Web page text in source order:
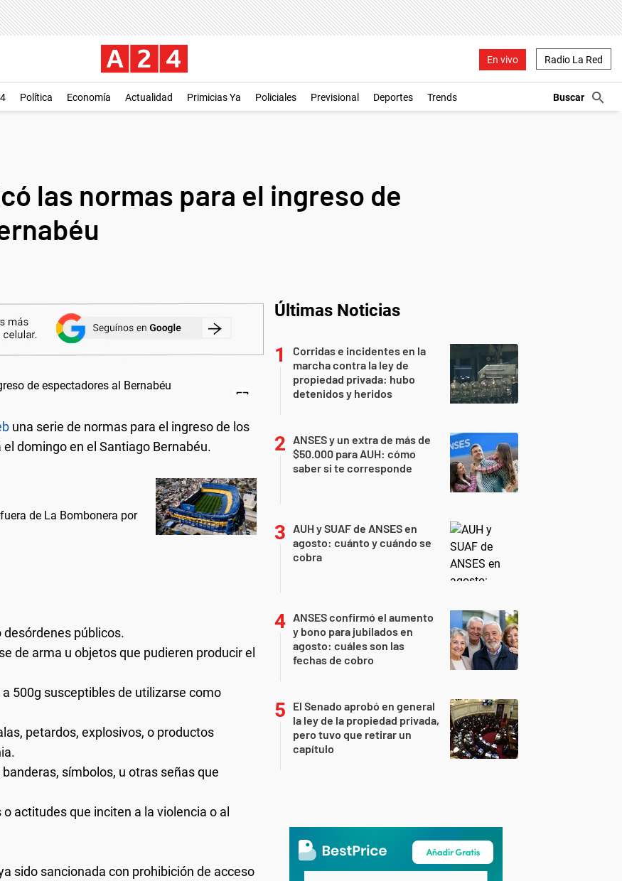
En vivo Radio La Red
Política Economía Actualidad Primicias Ya Policiales Previsional Deportes Trends
las normas para el ingreso de
una serie de normas para el ingreso de los
domingo en el Santiago Bernabéu.
de La Bombonera por
desórdenes públicos.
de arma u objetos que pudieren producir el
500g susceptibles de utilizarse como
petardos, explosivos, o productos
símbolos, u otras señas que
actitudes que inciten a la violencia o al
sido sancionada con prohibición de acceso
Últimas Noticias
Corridas e incidentes en la
marcha contra la ley de
propiedad privada: hubo
detenidos y heridos
ANSES y un extra de más de
$50.000 para AUH: cómo
saber si te corresponde
AUH y SUAF de ANSES en
agosto: cuánto y cuándo se
cobra
ANSES confirmó el aumento
y bono para jubilados en
agosto: cuáles son las
fechas de cobro
El Senado aprobó en general
la ley de la propiedad privada,
pero tuvo que retirar un
capítulo